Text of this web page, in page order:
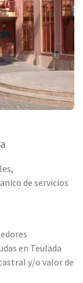
de servicios
en Teulada
y/o valor de